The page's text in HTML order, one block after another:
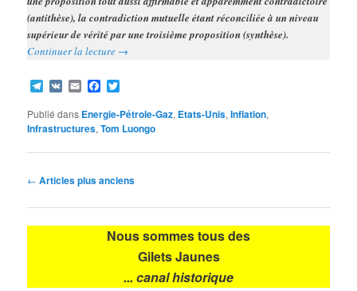
(antithèse), la contradiction mutuelle étant réconciliée à un niveau
supérieur de vérité par une troisième proposition (synthèse).
Continuer la lecture →
Telegram
VK EmailFacebook
Publié dans Energie-Pétrole-Gaz, Etats-Unis,Inflation,
Infrastructures,Tom Luongo
Navigation
articles
← Articles plus anciens
Nous sommes tous des
Gilets Jaunes
... canal historique